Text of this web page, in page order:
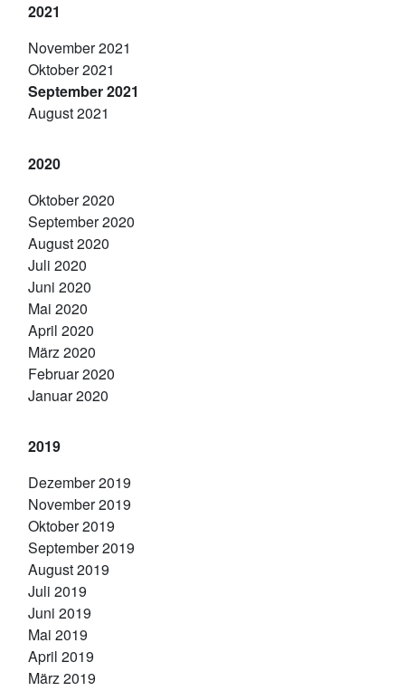
2021
November 2021
Oktober 2021
September 2021
August 2021
2020
Oktober 2020
September 2020
August 2020
Juli 2020
Juni 2020
Mai 2020
April 2020
März 2020
Februar 2020
Januar 2020
2019
Dezember 2019
November 2019
Oktober 2019
September 2019
August 2019
Juli 2019
Juni 2019
Mai 2019
April 2019
März 2019